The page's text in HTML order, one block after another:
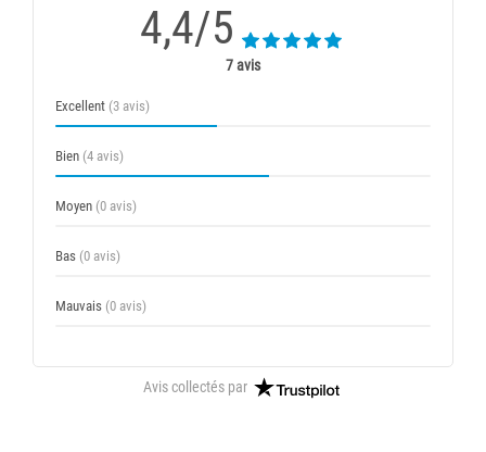
4,4/5
7 avis
Excellent (3 avis)
Bien (4 avis)
Moyen (0 avis)
Bas (0 avis)
Mauvais (0 avis)
Avis collectés par